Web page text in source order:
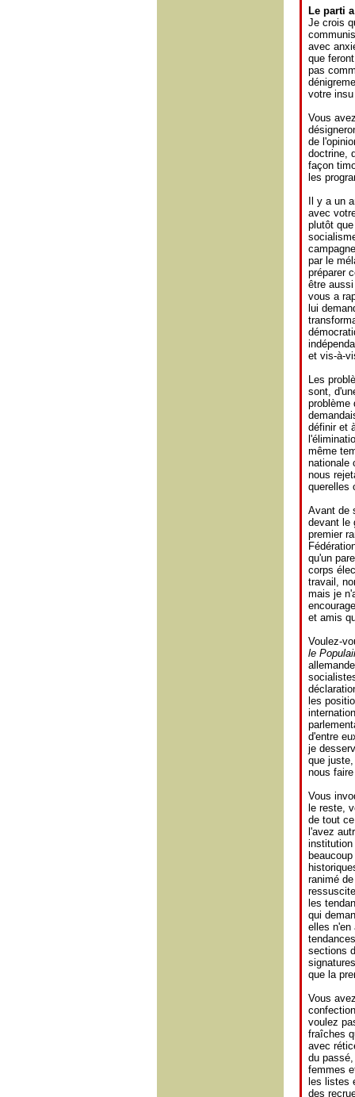
Le parti
Je crois
avec
que
pas
votre
Vous
de
doctrine,
façon
les
Il y a un
avec
plutôt
par le
préparer
être
vous a
lui
et vis-à-
Les
sont,
problème
définir et
même
nationale
nous
querelles
Avant de
devant le
premier
qu'un
corps
travail,
mais je
et amis
Voulez-
le
les
d'entre
je
que
nous
Vous
le reste,
de tout
l'avez
institution
ranimé
les
qui
elles n'en
sections
que la
Vous
voulez
fraîches
avec
du
femmes
les listes
des